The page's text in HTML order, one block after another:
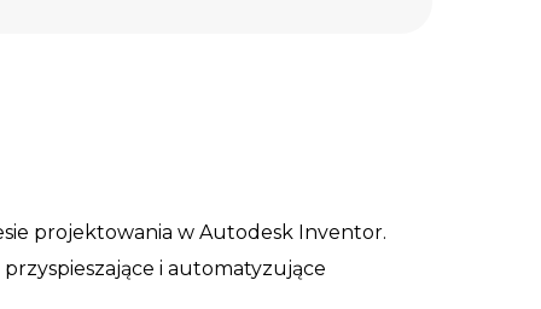
projektowania w Autodesk Inventor.
i automatyzujące